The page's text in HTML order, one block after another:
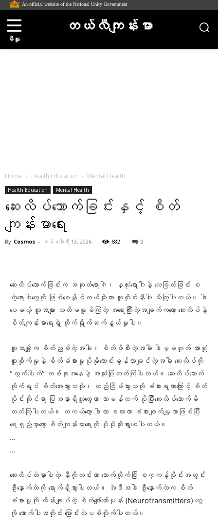
An official website of the National Unity Government
မီနူး
တယ်လီကျန်းမာ
Home Health Education Mental Health
Health Education Mental Health
ဆေးလိပ်သောက်ခြင်းနှင့် စိတ်
ကျန်းမာရေး‎
By Cosmos - ဇန်နဝါရီ 13, 2026 682
0
ဆေးလိပ်သောက်ခြင်းက အဆုတ်ရောဂါ၊ နှလုံးရောဂါနဲ့ လေဖြတ်ခြင်း‌ စ
တဲ့‌ရောဂါတွေကို ဖြစ်စေနိုင်တယ်ဆိုတာ လူတိုင်းနီးပါး သိကြပါတယ်။ ဒါ
ပေမယ့် လူအများ သတိမမူမိကြတဲ့ အရေးကြီးတဲ့အချက်ကတော့ ဆေးလိပ်နဲ့
စိတ်ကျန်းမာရေးရဲ့ တိုက်ရိုက်ဆက်နွှယ်မှုပါ။
‎လူအချို့က စိတ်ညစ်တဲ့အခါ၊ စိတ်ဖိစီးတဲ့အခါ ဒါမှမဟုတ် အာရုံ
စူးစိုက်မှုနဲ့ စိတ်ခံစားမှုပိုမို‌ကောင်းမွန်လာချင်တဲ့အခါ ဆေးလိပ်ကို
“ထွက်ပေါက်” တစ်ခုအနေနဲ့ အသုံးပြုတတ်ကြပါတယ်။ ဆေးလိပ်သောက်
လိုက်ရင် စိတ်အေးသွားသလို၊ တည်ငြိမ်သွားသလို ခံစားရတာကြောင့် စိတ်
ပိုင်းဆိုင်ရာ ပြဿနာရှိသူတွေဟာ သာမန်ထက် ပိုပြီးဆေးလိပ်သောက်မိ
တတ်ကြပါတယ်။ တကယ်တော့ ဒါဟာ ခဏတာ ခံစားချက်မျှသာဖြစ်ပြီး
ရေရှည်မှာတော့ စိတ်ကျန်းမာရေးကို ပိုမိုဆိုးရွားစေပါတယ်။
‎…
…
‎ဆေးလိပ်ထဲမှာပါတဲ့ နီကိုတင်းဟာ သောက်လိုက်ပြီး စက္ကန့်ပိုင်းအတွင်း
ဦးနှောက်ထဲကို ရောက်ရှိသွားပါတယ်။ အဲဒီအခါ ဦးနှောက်ထဲက စိတ်
ခံစားမှုကို ထိန်းချုပ်တဲ့ စိတ်ပျော်ဟော်မုန်း (Neurotransmitters) တွေ
ကို အောက်ပါအတိုင်း ပြောင်းလဲပစ်လိုက်ပါတယ်။